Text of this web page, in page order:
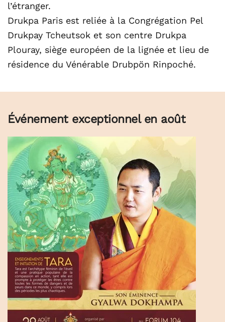
l’étranger.
Drukpa Paris est reliée à la Congrégation Pel
Drukpay Tcheutsok et son centre Drukpa
Plouray, siège européen de la lignée et lieu de
résidence du Vénérable Drubpön Rinpoché.
Événement exceptionnel en août